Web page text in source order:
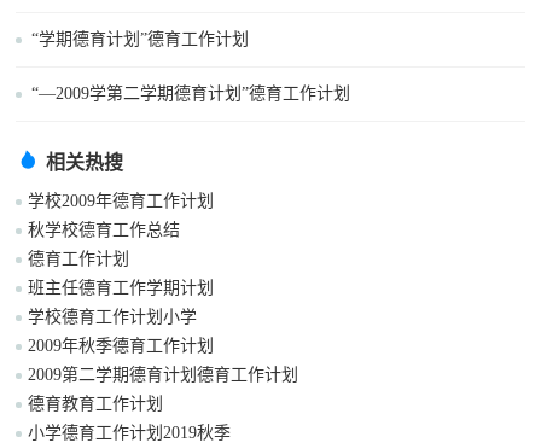
“学期德育计划”德育工作计划
“—2009学第二学期德育计划”德育工作计划
相关热搜
学校2009年德育工作计划
秋学校德育工作总结
德育工作计划
班主任德育工作学期计划
学校德育工作计划小学
2009年秋季德育工作计划
2009第二学期德育计划德育工作计划
德育教育工作计划
小学德育工作计划2019秋季